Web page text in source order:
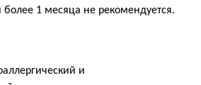
более 1 месяца не рекомендуется.
и